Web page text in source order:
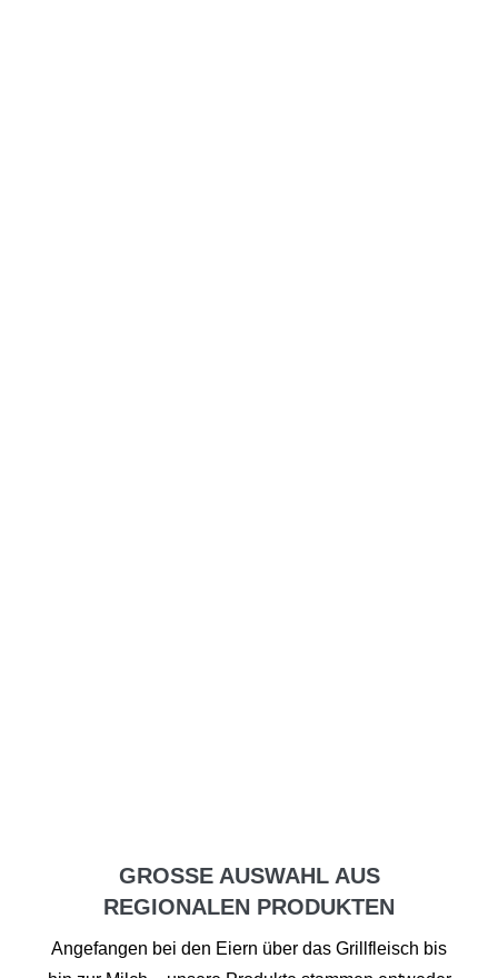
GROSSE AUSWAHL AUS R
EGIONALEN PRODUKTEN
Angefangen bei den Eiern über das Grillfleisch bis